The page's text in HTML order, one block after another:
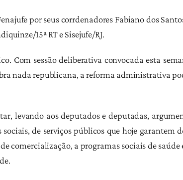
por seus corrdenadores Fabiano dos
15ª RT e Sisejufe/RJ.
Com sessão deliberativa convocada esta
nada republicana, a reforma administrativa
levando aos deputados e deputadas,
sociais, de serviços públicos que hoje
comercialização, a programas sociais de